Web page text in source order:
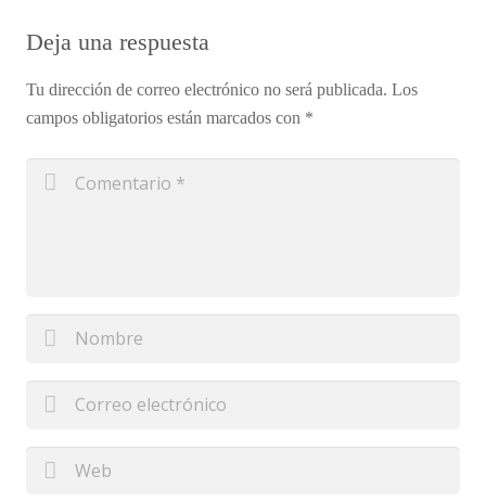
Deja una respuesta
Tu dirección de correo electrónico no será publicada. Los
campos obligatorios están marcados con *